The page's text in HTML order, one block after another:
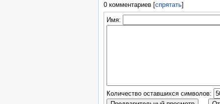
0 комментариев[спрятать]
Имя:
Количество оставшихся символов: